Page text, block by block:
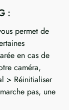
:
permet de
en cas de
caméra,
> Réinitialiser
pas, une